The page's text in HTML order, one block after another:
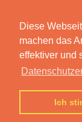
Diese
machen das
effektiver und
Ich